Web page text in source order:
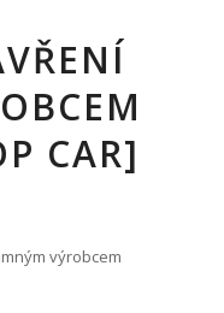
CAR]
výrobcem